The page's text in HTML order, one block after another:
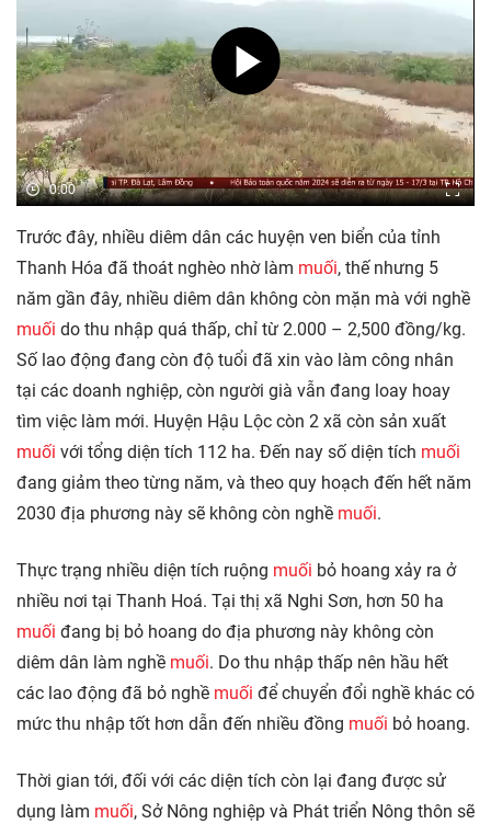
0:00
Trước đây, nhiều diêm dân các huyện ven biển của tỉnh
Thanh Hóa đã thoát nghèo nhờ làm muối, thế nhưng 5
năm gần đây, nhiều diêm dân không còn mặn mà với nghề
muối do thu nhập quá thấp, chỉ từ 2.000 – 2,500 đồng/kg.
Số lao động đang còn độ tuổi đã xin vào làm công nhân
tại các doanh nghiệp, còn người già vẫn đang loay hoay
tìm việc làm mới. Huyện Hậu Lộc còn 2 xã còn sản xuất
muối với tổng diện tích 112 ha. Đến nay số diện tích muối
đang giảm theo từng năm, và theo quy hoạch đến hết năm
2030 địa phương này sẽ không còn nghề muối.
Thực trạng nhiều diện tích ruộng muối bỏ hoang xảy ra ở
nhiều nơi tại Thanh Hoá. Tại thị xã Nghi Sơn, hơn 50 ha
muối đang bị bỏ hoang do địa phương này không còn
diêm dân làm nghề muối. Do thu nhập thấp nên hầu hết
các lao động đã bỏ nghề muối để chuyển đổi nghề khác có
mức thu nhập tốt hơn dẫn đến nhiều đồng muối bỏ hoang.
Thời gian tới, đối với các diện tích còn lại đang được sử
dụng làm muối, Sở Nông nghiệp và Phát triển Nông thôn sẽ